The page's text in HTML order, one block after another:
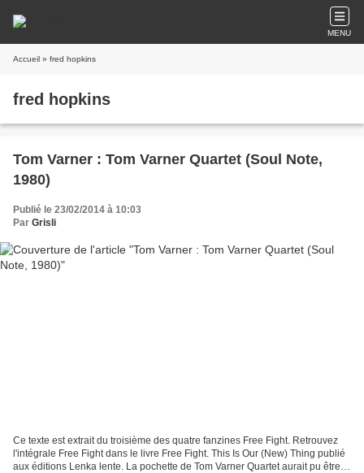
MENU
Accueil » fred hopkins
fred hopkins
Tom Varner : Tom Varner Quartet (Soul Note,
1980)
Publié le 23/02/2014 à 10:03
Par Grisli
Ce texte est extrait du troisième des quatre fanzines Free Fight. Retrouvez
l'intégrale Free Fight dans le livre Free Fight. This Is Our (New) Thing publié
aux éditions Lenka lente. La pochette de Tom Varner Quartet aurait pu être